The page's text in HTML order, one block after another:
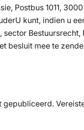
Postbus 1011,
kunt, indien u
sector
besluit mee te
gepubliceerd.